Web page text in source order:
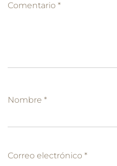
Comentario *
Nombre *
Correo electrónico *